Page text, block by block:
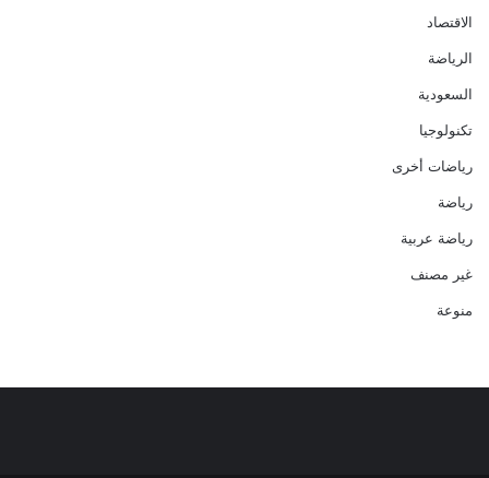
الاقتصاد
الرياضة
السعودية
تكنولوجيا
رياضات أخرى
رياضة
رياضة عربية
غير مصنف
منوعة